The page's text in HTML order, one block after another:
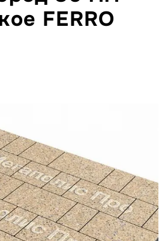
FERRO